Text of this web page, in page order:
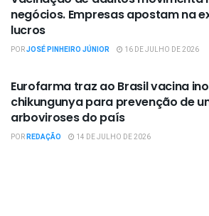
negócios. Empresas apostam na
lucros
PORJOSÉ PINHEIRO JÚNIOR 16 DE JULHO DE 2026
Eurofarma traz ao Brasil vacina
chikungunya para prevenção de
arboviroses do país
PORREDAÇÃO 14 DE JULHO DE 2026